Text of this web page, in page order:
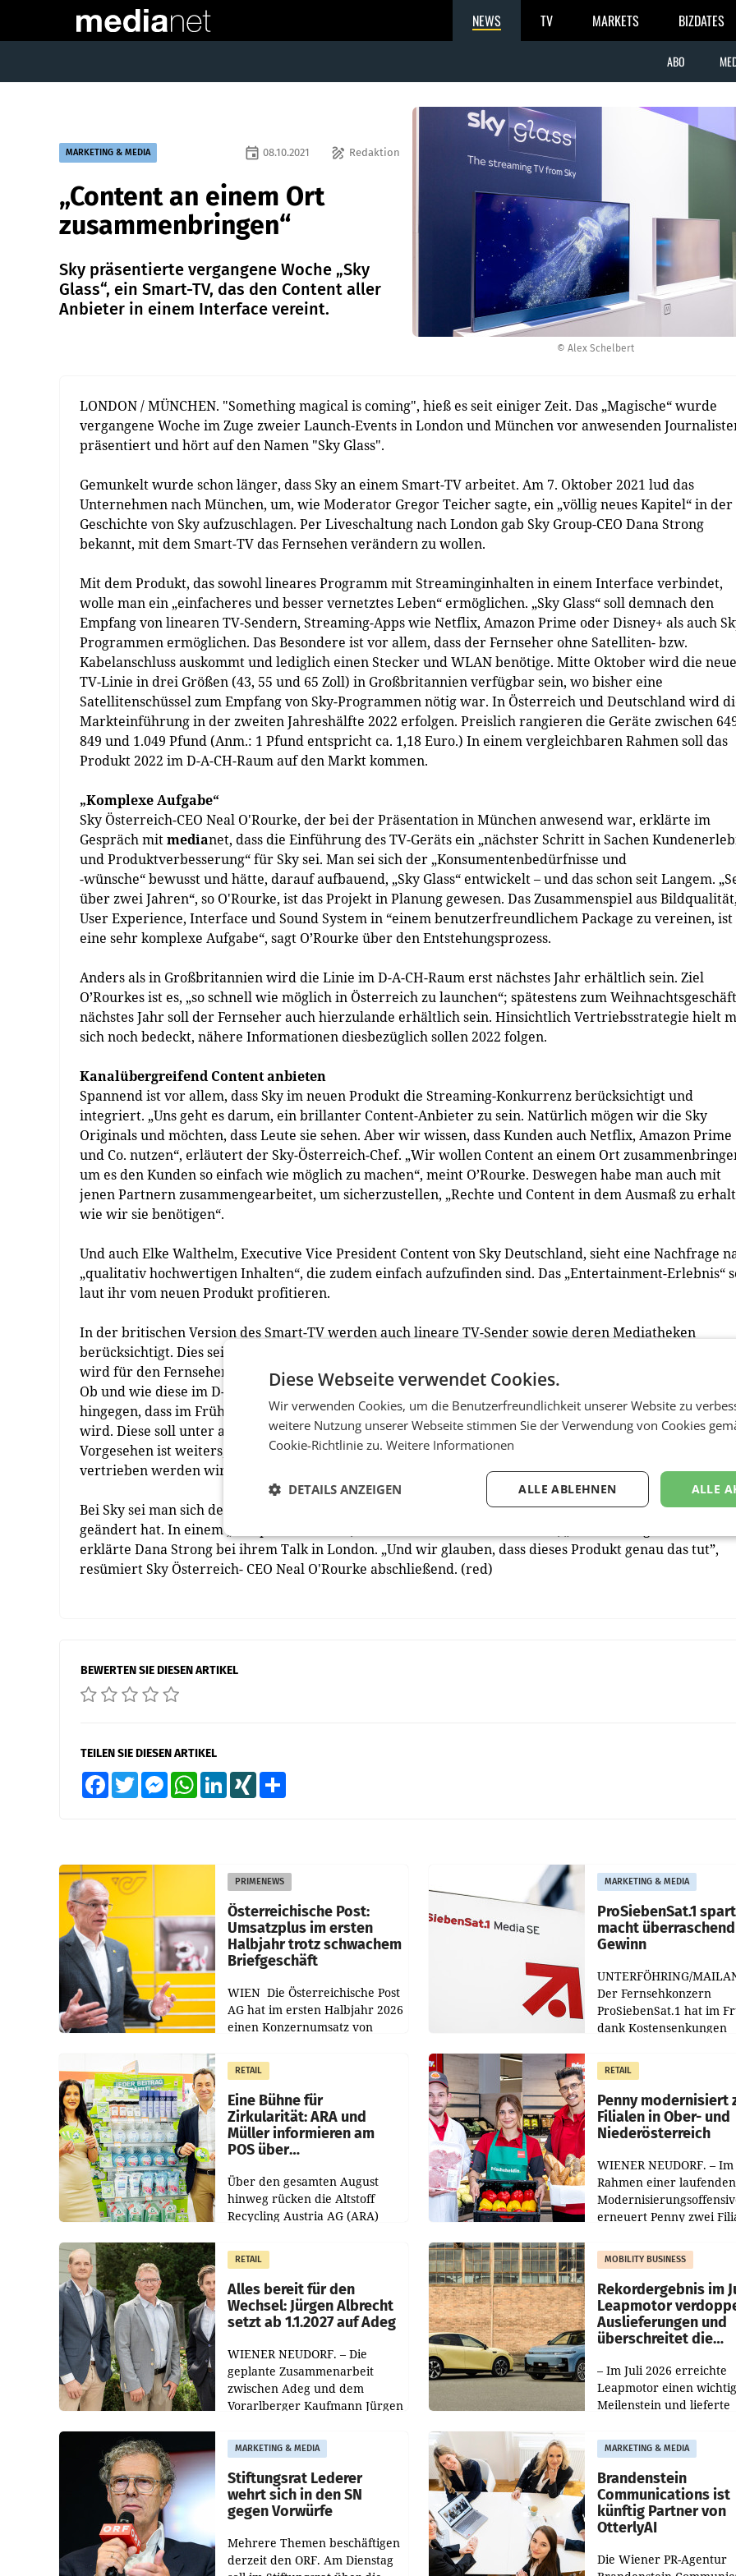
NEWS TV MARKETS BIZDATES
ABO
© Alex Schelbert
MARKETING & MEDIA draw Redaktion
event 08.10.2021
„Content an einem Ort
zusammenbringen“
Sky präsentierte vergangene Woche „Sky
Glass“, ein Smart-TV, das den Content aller
Anbieter in einem Interface vereint.
LONDON / MÜNCHEN. "Something magical is coming", hieß es seit einiger Zeit. Das „Magische“ wurde
vergangene Woche im Zuge zweier Launch-Events in London und München vor anwesenden
präsentiert und hört auf den Namen "Sky Glass".
Gemunkelt wurde schon länger, dass Sky an einem Smart-TV arbeitet. Am 7. Oktober 2021 lud das
Unternehmen nach München, um, wie Moderator Gregor Teicher sagte, ein „völlig neues Kapitel“ in der
Geschichte von Sky aufzuschlagen. Per Liveschaltung nach London gab Sky Group-CEO Dana Strong
bekannt, mit dem Smart-TV das Fernsehen verändern zu wollen.
Mit dem Produkt, das sowohl lineares Programm mit Streaminginhalten in einem Interface verbindet,
wolle man ein „einfacheres und besser vernetztes Leben“ ermöglichen. „Sky Glass“ soll demnach den
Empfang von linearen TV-Sendern, Streaming-Apps wie Netflix, Amazon Prime oder Disney+ als auch
Programmen ermöglichen. Das Besondere ist vor allem, dass der Fernseher ohne Satelliten- bzw.
Kabelanschluss auskommt und lediglich einen Stecker und WLAN benötige. Mitte Oktober wird die neue
TV-Linie in drei Größen (43, 55 und 65 Zoll) in Großbritannien verfügbar sein, wo bisher eine
Satellitenschüssel zum Empfang von Sky-Programmen nötig war. In Österreich und Deutschland wird
Markteinführung in der zweiten Jahreshälfte 2022 erfolgen. Preislich rangieren die Geräte zwischen
849 und 1.049 Pfund (Anm.: 1 Pfund entspricht ca. 1,18 Euro.) In einem vergleichbaren Rahmen soll das
Produkt 2022 im D-A-CH-Raum auf den Markt kommen.
„Komplexe Aufgabe“
Sky Österreich-CEO Neal O'Rourke, der bei der Präsentation in München anwesend war, erklärte im
Gespräch mitmedianet, dass die Einführung des TV-Geräts ein „nächster Schritt in Sachen
und Produktverbesserung“ für Sky sei. Man sei sich der „Konsumentenbedürfnisse und
-wünsche“ bewusst und hätte, darauf aufbauend, „Sky Glass“ entwickelt – und das schon seit Langem.
über zwei Jahren“, so O'Rourke, ist das Projekt in Planung gewesen. Das Zusammenspiel aus Bildqualität,
User Experience, Interface und Sound System in “einem benutzerfreundlichem Package zu vereinen, ist
eine sehr komplexe Aufgabe“, sagt O’Rourke über den Entstehungsprozess.
Anders als in Großbritannien wird die Linie im D-A-CH-Raum erst nächstes Jahr erhältlich sein. Ziel
O’Rourkes ist es, „so schnell wie möglich in Österreich zu launchen“; spätestens zum Weihnachtsgeschäft
nächstes Jahr soll der Fernseher auch hierzulande erhältlich sein. Hinsichtlich Vertriebsstrategie hielt
sich noch bedeckt, nähere Informationen diesbezüglich sollen 2022 folgen.
Kanalübergreifend Content anbieten
Spannend ist vor allem, dass Sky im neuen Produkt die Streaming-Konkurrenz berücksichtigt und
integriert. „Uns geht es darum, ein brillanter Content-Anbieter zu sein. Natürlich mögen wir die Sky
Originals und möchten, dass Leute sie sehen. Aber wir wissen, dass Kunden auch Netflix, Amazon Prime
und Co. nutzen“, erläutert der Sky-Österreich-Chef. „Wir wollen Content an einem Ort
um es den Kunden so einfach wie möglich zu machen“, meint O’Rourke. Deswegen habe man auch mit
jenen Partnern zusammengearbeitet, um sicherzustellen, „Rechte und Content in dem Ausmaß zu
wie wir sie benötigen“.
Und auch Elke Walthelm, Executive Vice President Content von Sky Deutschland, sieht eine Nachfrage
„qualitativ hochwertigen Inhalten“, die zudem einfach aufzufinden sind. Das „Entertainment-Erlebnis“
laut ihr vom neuen Produkt profitieren.
In der britischen Version des Smart-TV werden auch lineare TV-Sender sowie deren Mediatheken
berücksichtigt. Dies sei auch im D-A-CH-Raum vorgesehen, so Devesh Raj, CEO von Sky Deutschland. In UK
wird für den Fernseher zudem eine Ratenzahlung angeboten; zusätzlich wurden Content-Pakete
Ob und wie diese im D-A-CH-Raum umgesetzt werden, ist zum jetzigen Zeitpunkt noch offen. Fest steht
hingegen, dass im Frühling 2022 in Großbritannien ein Add-on in Form einer Kamera angeboten werden
wird. Diese soll unter anderem die Qualität von Video-Calls, Online-Games und Ähnlichem verbessern.
Vorgesehen ist weiters, dass der 4K-Ultra-HD-TV mit 360 Grad Dolby Atmos Sound in fünf Farben
vertrieben werden wird.
Bei Sky sei man sich dessen bewusst, dass sich durch Covid-19 die Gesellschaft und deren
geändert hat. In einem „komplexen Leben“, wie Menschen es aktuell führen, „müssen Dinge einfach sein“,
erklärte Dana Strong bei ihrem Talk in London. „Und wir glauben, dass dieses Produkt genau das tut”,
resümiert Sky Österreich- CEO Neal O'Rourke abschließend. (red)
BEWERTEN SIE DIESEN ARTIKEL
TEILEN SIE DIESEN ARTIKEL
FacebookTwitter MessengerWhatsAppLinkedInXING
PRIMENEWS
Österreichische Post:
Umsatzplus im ersten
Halbjahr trotz schwachem
Briefgeschäft
WIEN Die Österreichische Post
AG hat im ersten Halbjahr 2026
einen Konzernumsatz von
erwirtschaftet, was einem Plus
von 3,8 Prozent gegenüber
dem Vergleichszeitraum
MARKETING & MEDIA
ProSiebenSat.1
macht
Gewinn
UNTERFÖHRING/
Der Fernsehkonzern
ProSiebenSat.1 hat im
dank Kostensenkungen
gemacht und die
Markterwartung deutlich
übertroffen.
RETAIL
Eine Bühne für
Zirkularität: ARA und
Müller informieren am
POS über
Über den gesamten August
hinweg rücken die Altstoff
Recycling Austria AG (ARA)
Müller die Initiative „Kreislauf-
Helden“ in allen
österreichischen Müller-Filialen
RETAIL
Penny modernisiert
Filialen in Ober- und
Niederösterreich
WIENER NEUDORF. – Im
Rahmen einer laufenden
erneuert Penny zwei
Die beiden Standorte
Haag sowie im rund
RETAIL
Alles bereit für den
Wechsel: Jürgen Albrecht
setzt ab 1.1.2027 auf Adeg
WIENER NEUDORF. – Die
geplante Zusammenarbeit
zwischen Adeg und dem
Vorarlberger Kaufmann Jürgen
freigegeben: Die
Bundeswettbewerbsbehörde
und der Bundeskartellanwalt
MOBILITY BUSINESS
Rekordergebnis im
Leapmotor
Auslieferungen und
überschreitet die
– Im Juli 2026 erreichte
Leapmotor einen
Meilenstein und lieferte
aus, womit sich das
gegenüber Juli 2025
verdoppelte (+102
MARKETING & MEDIA
Stiftungsrat Lederer
wehrt sich in den SN
gegen Vorwürfe
Mehrere Themen beschäftigen
derzeit den ORF. Am Dienstag
MARKETING & MEDIA
Brandenstein
Communications ist
künftig Partner von
OtterlyAI
Die Wiener PR-Agentur
Diese Webseite verwendet Cookies.
Wir verwenden Cookies, um die Benutzerfreundlichkeit unserer Website zu
weitere Nutzung unserer Webseite stimmen Sie der Verwendung von Cookies
Cookie-Richtlinie zu. Weitere Informationen
ALLE
ALLE ABLEHNEN
DETAILS ANZEIGEN